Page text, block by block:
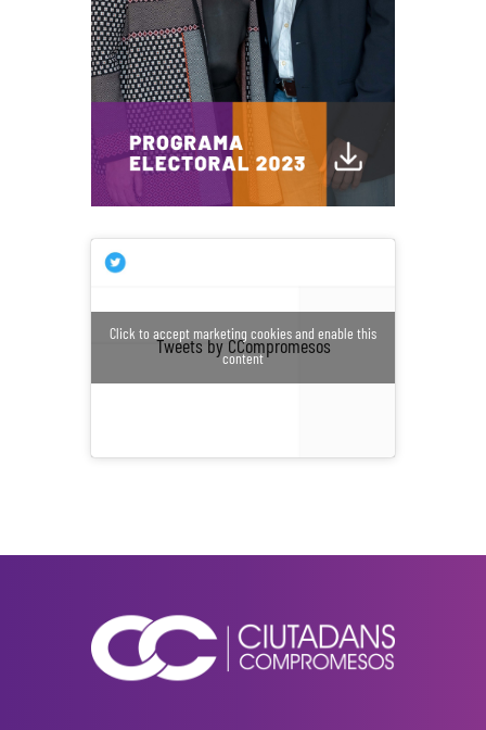
Tweets by CCompromesos
Click to accept marketing cookies and enable this
content